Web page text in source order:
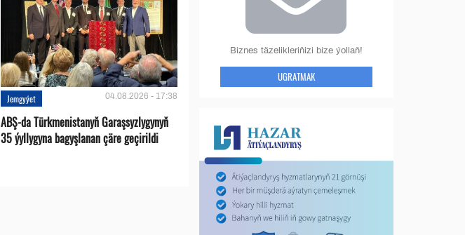
Jemgyýet 04.08.2026 - 17:38
ABŞ-da Türkmenistanyň Garaşsyzlygynyň
35 ýyllygyna bagyşlanan çäre geçirildi
Biznes täzelikleriňizi bize ýollaň!
UGRATMAK